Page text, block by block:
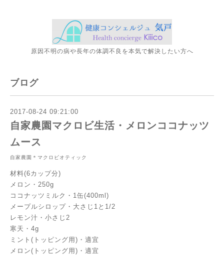
原因不明の病や長年の体調不良を本気で解決したい方へ
ブログ
2017-08-24 09:21:00
自家農園マクロビ生活・メロンココナッツ
ムース
自家農園＊マクロビオティック
材料(6カップ分)
メロン・250g
ココナッツミルク・1缶(400ml)
メープルシロップ・大さじ1と1/2
レモン汁・小さじ2
寒天・4g
ミント(トッピング用)・適宜
メロン(トッピング用)・適宜